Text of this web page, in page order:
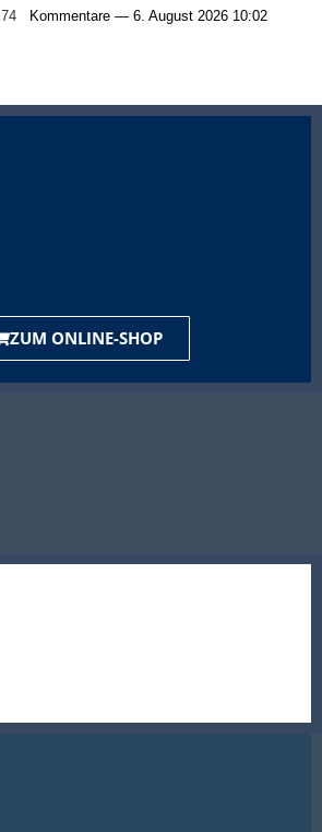
74 Kommentare — 6. August 2026 10:02
ZUM ONLINE-SHOP